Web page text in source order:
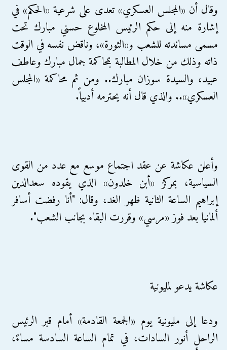
وقال أن «المجلس العسكري» تعدى على شرعية «الحكم» في
إشارة منه إلى حكم الرئيس المخلوع حسني مبارك تحت
مسمى مساندته للشعب و«الثورة»، وناقض نفسه في الوقت
ذاته وذلك من خلال المطالبة بمحاكمة جمال مبارك وعاطف
عبيد، والسيدة سوزان مبارك.. ومن ثم محاكمة «المجلس
العسكري».. والذي قال أنه يحترمه أدبياً.
وأعلن عكاشة عن عقد اجتماع موسع مع عدد من القوى
السياسية، بمركز «أبن خلدون» الذي يقوده سعدالدين
إبراهيم الساعة الثانية ظهر الغد، وقال: "أنا رفضت أسافر
ألمانيا بعد فوز «مرسي» وقررت البقاء بجانب الشعب".
عكاشة يدعو لمليونية
ودعا إلى مليونية يوم «الجمعة القادمة» أمام قبر الرئيس
الراحل أنور السادات، في تمام الساعة السادسة مساءً،